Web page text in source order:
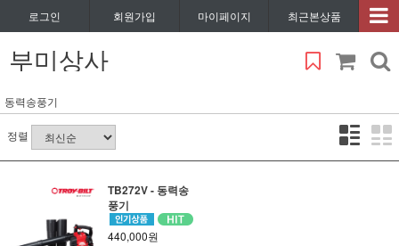
로그인 회원가입 마이페이지 최근본상품
부미상사
동력송풍기
정렬
TB272V - 동력송
풍기
440,000원